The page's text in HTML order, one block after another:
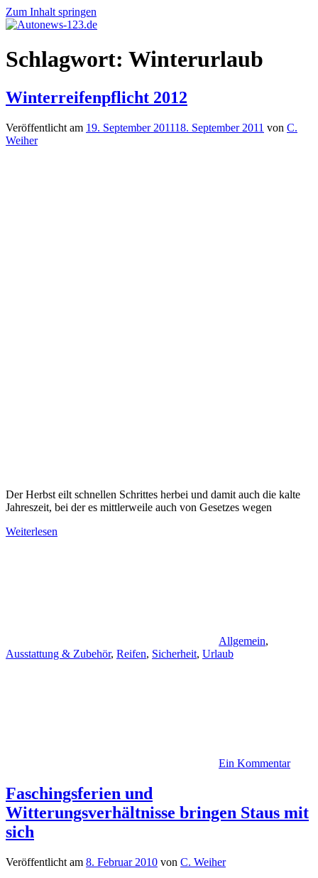
Zum Inhalt springen
Autonews-
123.de
Autonews
mit
Schlagwort: Winterurlaub
Winterreifenpflicht 2012
Veröffentlicht am 19. September 201118. September 2011 von C.
Weiher
Der Herbst eilt schnellen Schrittes herbei und damit auch die kalte
Jahreszeit, bei der es mittlerweile auch von Gesetzes wegen
Weiterlesen
Allgemein,
Ausstattung & Zubehör, Reifen, Sicherheit, Urlaub
Ein Kommentar
Faschingsferien und
Witterungsverhältnisse bringen Staus mit
sich
Veröffentlicht am 8. Februar 2010 von C. Weiher